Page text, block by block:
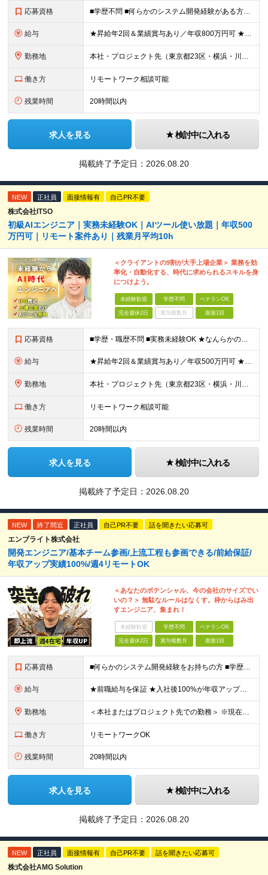
応募資格 ■学歴不問 ■何らかのシステム開発経験がある方（言語不問） ※プログラミング経験1年～程度の経験が浅い方も歓迎します！ ≪以下のような方を歓迎します≫ ■長期プロジェクトで、クライアントの課題解決に
給与 ★昇給年2回＆業績賞与あり／年収800万円可 ★前職給与を考慮 ★ストックオプション付与あり（IPO間近） ★昇給制度あり ┗入社6カ月後に3％以上の昇給があります。その後、業績に合わせて適宜、昇給し
勤務地 本社・プロジェクト先（東京都23区・横浜・川崎・千葉・埼玉が中心）いずれかでの勤務となります（常駐は全体の1割程度！） 《本社》東京都港区虎ノ門3-5-1 虎ノ門37森ビル12F ※(変更の範囲)
働き方 リモートワーク相談可能
残業時間 20時間以内
求人を見る 検討中に入れる
掲載終了予定日： 2026.08.20
NEW 正社員 面接情報有 自己PR不要
株式会社ITSO
初級AIエンジニア｜実務未経験OK｜AIツール使い放題｜年収500
万円可｜リモート案件あり｜残業月平均10h
＜クライアントの9割が大手上場企業＞ 業務を効
率化・自動化する、時代に求められるスキルを身
につけよう。
未経験歓迎 学歴不問 ベテランOK
完全週休2日 賞与複数月 面接1回
応募資格 ■学歴・職歴不問 ■実務未経験OK ★なんらかのプログラミングを学習した方（独学/スクールなどは不問）を歓迎します！ ┗Python、Java、Javascript、VBA、GASなど ≪以下のよう
給与 ★昇給年2回＆業績賞与あり／年収500万円可 ★前職給与を考慮 ★ストックオプション付与あり（IPO間近） ★昇給制度あり ┗入社6カ月後に3％以上の昇給があります。その後、業績に合わせて適宜、昇給し
勤務地 本社・プロジェクト先（東京都23区・横浜・川崎・千葉・埼玉が中心）いずれかでの勤務となります（常駐は全体の1割程度！） 《本社》東京都港区虎ノ門3-5-1 虎ノ門37森ビル12F ※(変更の範囲)
働き方 リモートワーク相談可能
残業時間 20時間以内
求人を見る 検討中に入れる
掲載終了予定日： 2026.08.20
NEW 終了間近 正社員 自己PR不要 話を聞きたい応募可
エンブライト株式会社
開発エンジニア/基本チーム参画/上流工程も参画できる/前給保証/
年収アップ実績100%/週4リモートOK
＜あなたのポテンシャル、今の会社のサイズでい
いの？＞ 無駄なルールはなくす。枠からはみ出
すエンジニア、集まれ！
未経験歓迎 学歴不問 ベテランOK
完全週休2日 賞与複数月 面接1回
応募資格 ■何らかのシステム開発経験をお持ちの方 ■学歴不問 【こんな方を歓迎します！】 ・「成長したいけれど、ピリピリした環境は嫌だ」という方 ・「自分の趣味やプライベートの時間もしっかり確保したい」とい
給与 ★前職給与を保証 ★入社後100%が年収アップの実績あり 月給35万円～＋賞与年2回（各1.5ヶ月分） └残業代全額支給（固定残業代なし） └決算賞与（会社の年度末の利益に応じて、決算賞与を支給）
勤務地 ＜本社またはプロジェクト先での勤務＞ ※現在はチームビルディングを目的に、本社への持ち帰り・自社内での勤務を基本としています。 案件や個人の事情に応じて、リモートワークも可能です。 【本社】 東京都
働き方 リモートワークOK
残業時間 20時間以内
求人を見る 検討中に入れる
掲載終了予定日： 2026.08.20
NEW 正社員 面接情報有 自己PR不要 話を聞きたい応募可
株式会社AMG Solution